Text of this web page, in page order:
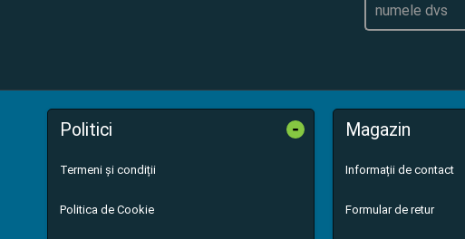
Politici -
Termeni și condiții
Politica de Cookie
Magazin
Informații de contact
Formular de retur